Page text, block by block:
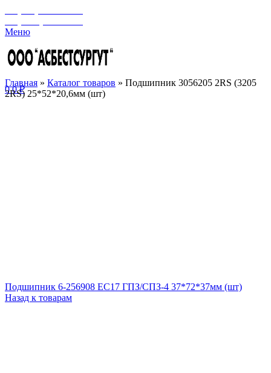
Меню
00₽
Главная » Каталог товаров » Подшипник 3056205 2RS (3205
2RS) 25*52*20,6мм (шт)
Подшипник 6-256908 ЕС17 ГПЗ/СПЗ-4 37*72*37мм (шт)
Назад к товарам